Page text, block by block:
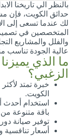
بالنظر الي تاريخنا
حدائق الكويت، فإن
لك عندما تسعى إلى
المتخصصين في تصميم
والفلل والمشاريع
عالية الجودة تناسب
ما الذي
الزغبي؟
الكويت.
استخدام أحدث
باقة متنوعة من
توفير صيانة
أسعار